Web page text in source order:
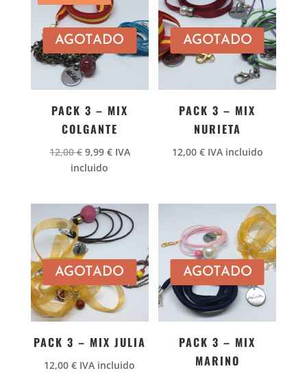
PACK 3 – MIX
COLGANTE
12,00€ El
precio
12,00 €.
9,99 €El
9,99 €.
IVA
incluido
AGOTADO
PACK 3 – MIX
NURIETA
12,00 € IVA incluido
AGOTADO
PACK 3 – MIX JULIA
12,00€ IVA incluido
AGOTADO
PACK 3 – MIX
MARINO
AGOTADO